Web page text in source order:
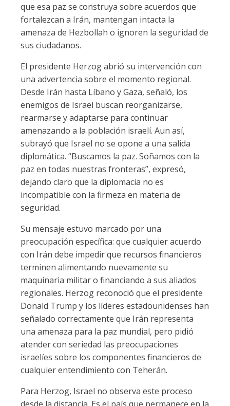
que esa paz se construya sobre acuerdos que
fortalezcan a Irán, mantengan intacta la
amenaza de Hezbollah o ignoren la seguridad de
sus ciudadanos.
El presidente Herzog abrió su intervención con
una advertencia sobre el momento regional.
Desde Irán hasta Líbano y Gaza, señaló, los
enemigos de Israel buscan reorganizarse,
rearmarse y adaptarse para continuar
amenazando a la población israelí. Aun así,
subrayó que Israel no se opone a una salida
diplomática. “Buscamos la paz. Soñamos con la
paz en todas nuestras fronteras”, expresó,
dejando claro que la diplomacia no es
incompatible con la firmeza en materia de
seguridad.
Su mensaje estuvo marcado por una
preocupación específica: que cualquier acuerdo
con Irán debe impedir que recursos financieros
terminen alimentando nuevamente su
maquinaria militar o financiando a sus aliados
regionales. Herzog reconoció que el presidente
Donald Trump y los líderes estadounidenses han
señalado correctamente que Irán representa
una amenaza para la paz mundial, pero pidió
atender con seriedad las preocupaciones
israelíes sobre los componentes financieros de
cualquier entendimiento con Teherán.
Para Herzog, Israel no observa este proceso